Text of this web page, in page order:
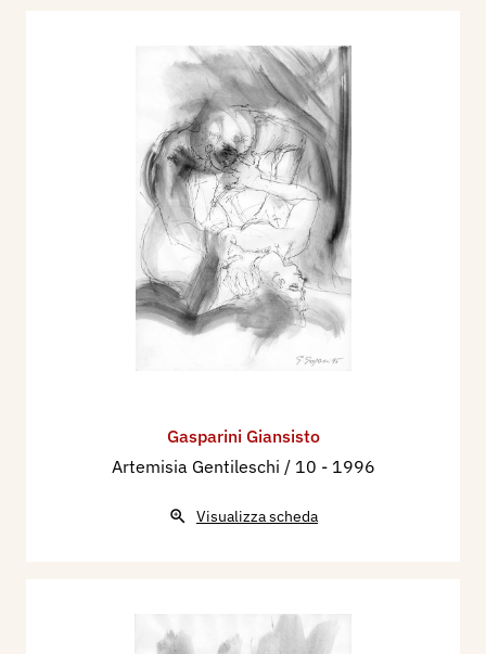
Gasparini Giansisto
Artemisia Gentileschi / 10 - 1996
Visualizza scheda